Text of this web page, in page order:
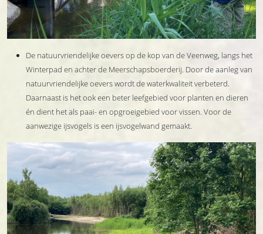
De natuurvriendelijke oevers op de kop van de Veenweg, langs het
Winterpad en achter de Meerschapsboerderij. Door de aanleg van
natuurvriendelijke oevers wordt de waterkwaliteit verbeterd.
Daarnaast is het ook een beter leefgebied voor planten en dieren
én dient het als paai- en opgroeigebied voor vissen. Voor de
aanwezige ijsvogels is een ijsvogelwand gemaakt.